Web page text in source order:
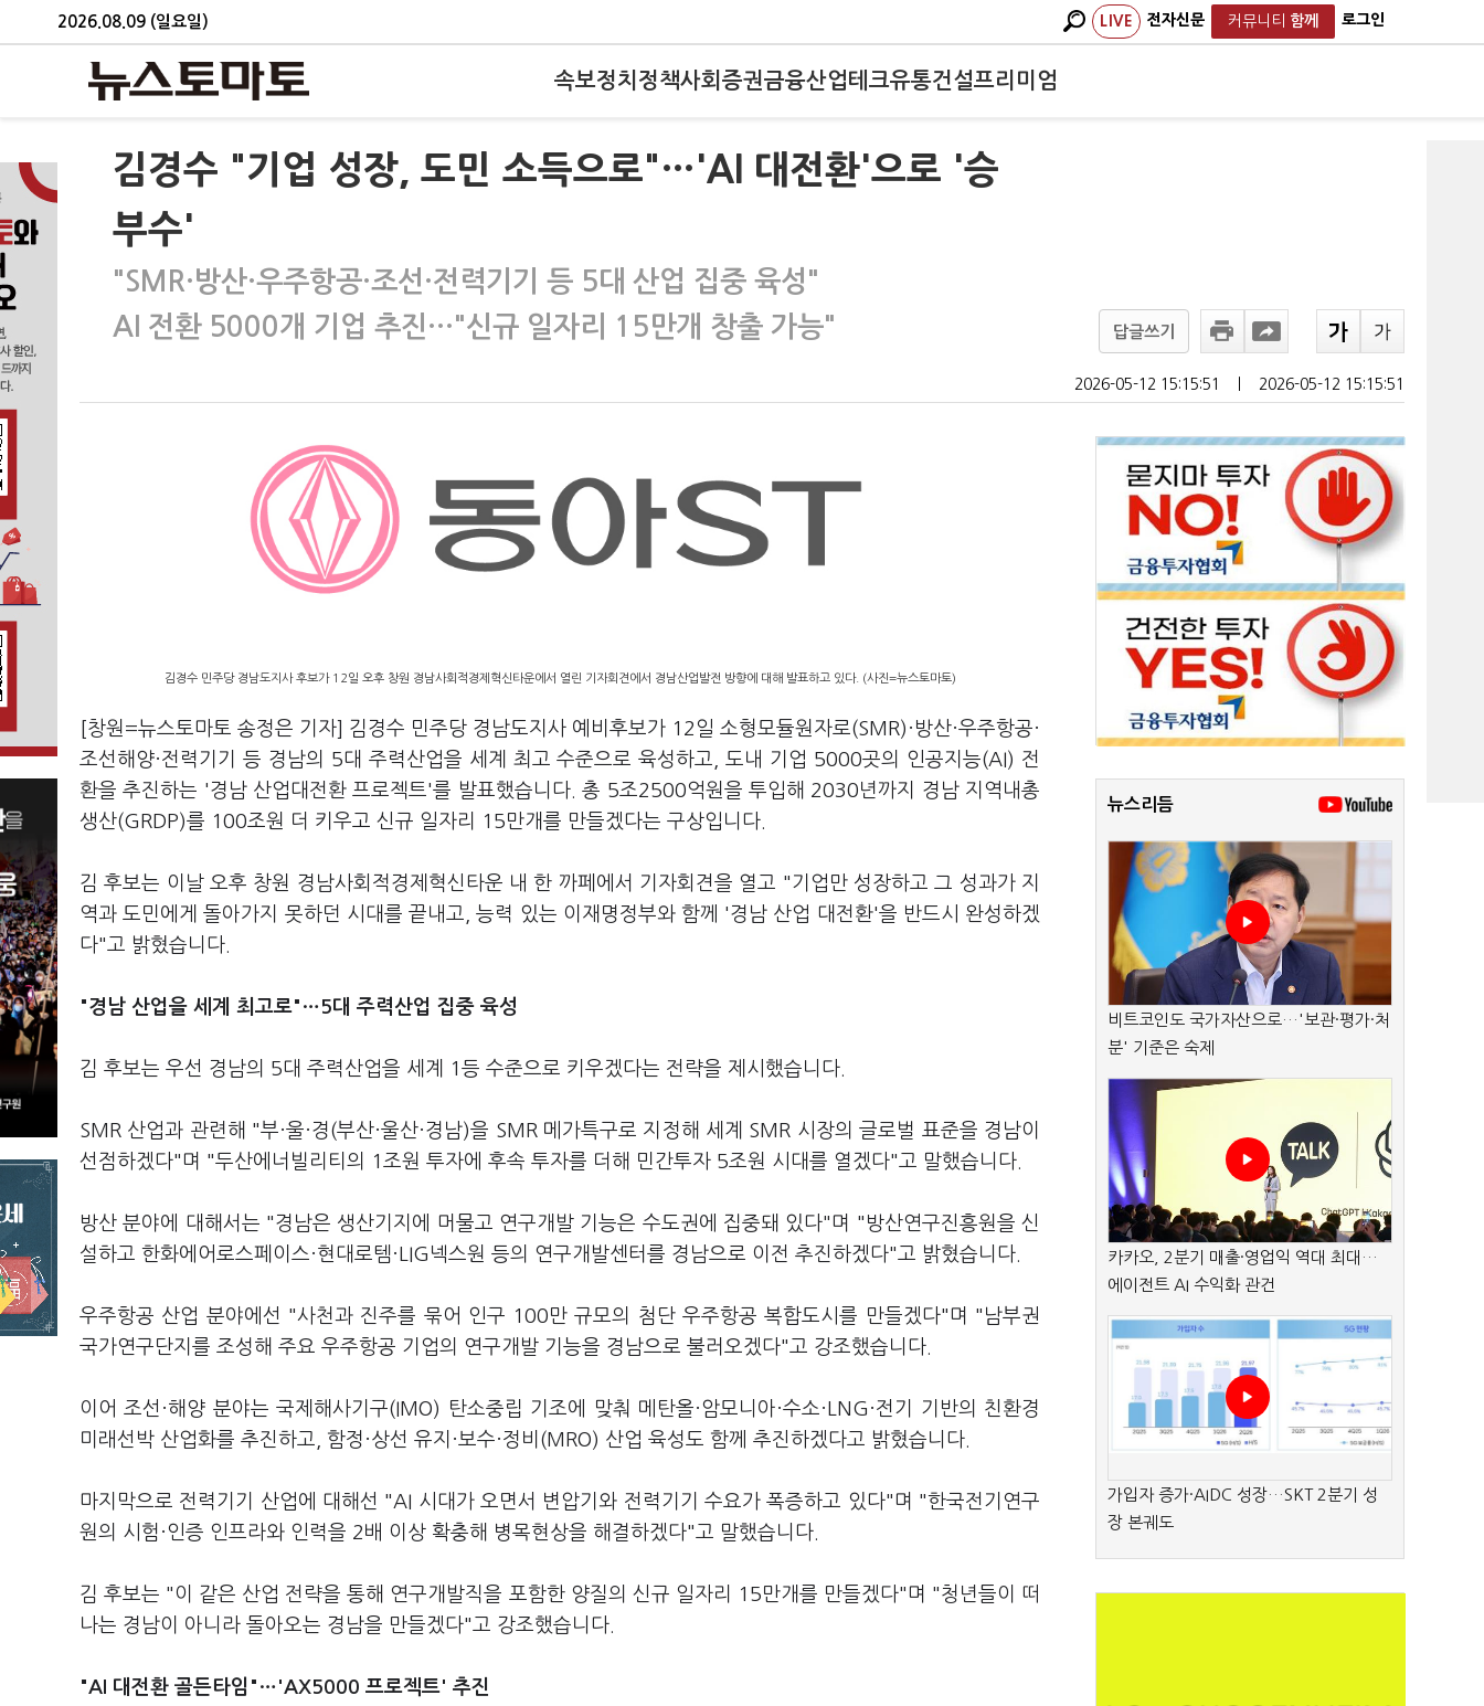
2026.08.09 (일요일) LIVE 전자신문 커뮤니티 함께 로그인
속보정치 정책사회 증권금융산업테크유통건설프리미엄
김경수 "기업 성장, 도민 소득으로"…'AI 대전환'으로 '승
부수'
"SMR·방산·우주항공·조선·전력기기 등 5대 산업 집중 육성"
AI 전환 5000개 기업 추진…"신규 일자리 15만개 창출 가능"
답글쓰기
2026-05-12 15:15:51 2026-05-12 15:15:51
김경수 민주당 경남도지사 후보가 12일 오후 창원 경남사회적경제혁신타운에서 열린 기자회견에서 경남산업발전 방향에 대해 발표하고 있다. (사진=뉴스토마토)
[창원=뉴스토마토 송정은 기자] 김경수 민주당 경남도지사 예비후보가 12일 소형모듈원자로(SMR)·방산·우주항공·
조선해양·전력기기 등 경남의 5대 주력산업을 세계 최고 수준으로 육성하고, 도내 기업 5000곳의 인공지능(AI) 전
환을 추진하는 '경남 산업대전환 프로젝트'를 발표했습니다. 총 5조2500억원을 투입해 2030년까지 경남 지역내총
생산(GRDP)를 100조원 더 키우고 신규 일자리 15만개를 만들겠다는 구상입니다.
김 후보는 이날 오후 창원 경남사회적경제혁신타운 내 한 까페에서 기자회견을 열고 "기업만 성장하고 그 성과가 지
역과 도민에게 돌아가지 못하던 시대를 끝내고, 능력 있는 이재명정부와 함께 '경남 산업 대전환'을 반드시 완성하겠
다"고 밝혔습니다.
"경남 산업을 세계 최고로"…5대 주력산업 집중 육성
김 후보는 우선 경남의 5대 주력산업을 세계 1등 수준으로 키우겠다는 전략을 제시했습니다.
SMR 산업과 관련해 "부·울·경(부산·울산·경남)을 SMR 메가특구로 지정해 세계 SMR 시장의 글로벌 표준을 경남이
선점하겠다"며 "두산에너빌리티의 1조원 투자에 후속 투자를 더해 민간투자 5조원 시대를 열겠다"고 말했습니다.
방산 분야에 대해서는 "경남은 생산기지에 머물고 연구개발 기능은 수도권에 집중돼 있다"며 "방산연구진흥원을 신
설하고 한화에어로스페이스·현대로템·LIG넥스원 등의 연구개발센터를 경남으로 이전 추진하겠다"고 밝혔습니다.
우주항공 산업 분야에선 "사천과 진주를 묶어 인구 100만 규모의 첨단 우주항공 복합도시를 만들겠다"며 "남부권
국가연구단지를 조성해 주요 우주항공 기업의 연구개발 기능을 경남으로 불러오겠다"고 강조했습니다.
이어 조선·해양 분야는 국제해사기구(IMO) 탄소중립 기조에 맞춰 메탄올·암모니아·수소·LNG·전기 기반의 친환경
미래선박 산업화를 추진하고, 함정·상선 유지·보수·정비(MRO) 산업 육성도 함께 추진하겠다고 밝혔습니다.
마지막으로 전력기기 산업에 대해선 "AI 시대가 오면서 변압기와 전력기기 수요가 폭증하고 있다"며 "한국전기연구
원의 시험·인증 인프라와 인력을 2배 이상 확충해 병목현상을 해결하겠다"고 말했습니다.
김 후보는 "이 같은 산업 전략을 통해 연구개발직을 포함한 양질의 신규 일자리 15만개를 만들겠다"며 "청년들이 떠
나는 경남이 아니라 돌아오는 경남을 만들겠다"고 강조했습니다.
"AI 대전환 골든타임"…'AX5000 프로젝트' 추진
뉴스리듬
비트코인도 국가자산으로…'보관·평가·처
분' 기준은 숙제
카카오, 2분기 매출·영업익 역대 최대…
에이전트 AI 수익화 관건
가입자 증가·AIDC 성장…SKT 2분기 성
장 본궤도